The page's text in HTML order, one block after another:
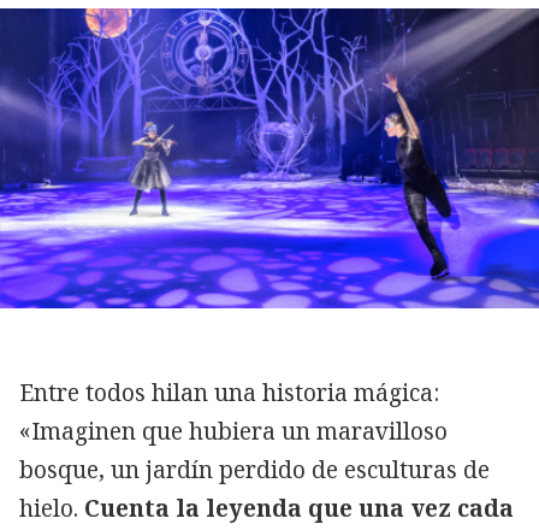
Entre todos hilan una historia mágica:
«Imaginen que hubiera un maravilloso
bosque, un jardín perdido de esculturas de
hielo. Cuenta la leyenda que una vez cada